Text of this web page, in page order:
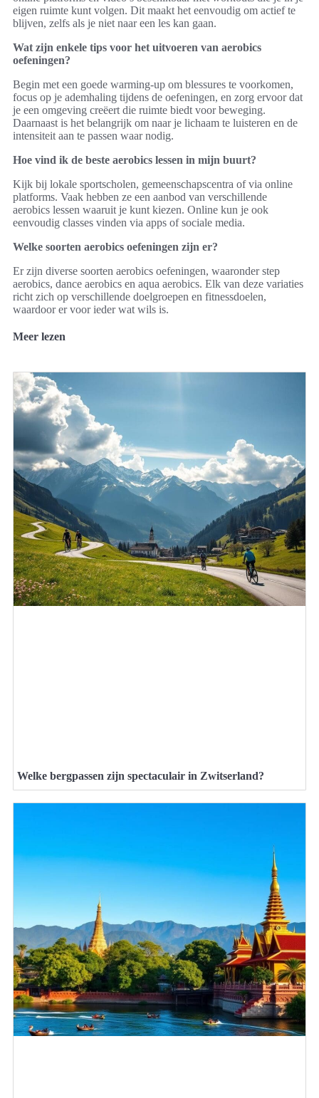
eigen ruimte kunt volgen. Dit maakt het eenvoudig om actief te
blijven, zelfs als je niet naar een les kan gaan.
Wat zijn enkele tips voor het uitvoeren van aerobics
oefeningen?
Begin met een goede warming-up om blessures te voorkomen,
focus op je ademhaling tijdens de oefeningen, en zorg ervoor dat
je een omgeving creëert die ruimte biedt voor beweging.
Daarnaast is het belangrijk om naar je lichaam te luisteren en de
intensiteit aan te passen waar nodig.
Hoe vind ik de beste aerobics lessen in mijn buurt?
Kijk bij lokale sportscholen, gemeenschapscentra of via online
platforms. Vaak hebben ze een aanbod van verschillende
aerobics lessen waaruit je kunt kiezen. Online kun je ook
eenvoudig classes vinden via apps of sociale media.
Welke soorten aerobics oefeningen zijn er?
Er zijn diverse soorten aerobics oefeningen, waaronder step
aerobics, dance aerobics en aqua aerobics. Elk van deze variaties
richt zich op verschillende doelgroepen en fitnessdoelen,
waardoor er voor ieder wat wils is.
Meer lezen
Welke bergpassen zijn spectaculair in Zwitserland?